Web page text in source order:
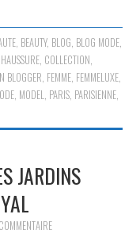
, BEAUTY, BLOG, BLOG MODE,
, COLLECTION,
BLOGGER, FEMME, FEMMELUXE,
, MODEL, PARIS, PARISIENNE,
JARDINS